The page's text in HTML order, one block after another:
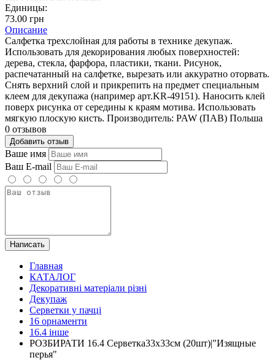
Единицы:
73.00 грн
Описание
Салфетка трехслойная для работы в технике декупаж.
Использовать для декорирования любых поверхностей:
дерева, стекла, фарфора, пластики, ткани. Рисунок,
распечатанный на салфетке, вырезать или аккуратно оторвать.
Снять верхний слой и прикрепить на предмет специальным
клеем для декупажа (например арт.KR-49151). Наносить клей
поверх рисунка от середины к краям мотива. Использовать
мягкую плоскую кисть. Производитель: PAW (ПАВ) Польша
0 отзывов
Добавить отзыв
Ваше имя
Ваш E-mail
Написать
Главная
КАТАЛОГ
Декоративні матеріали різні
Декупаж
Серветки у пачці
16 орнаменти
16.4 інше
РОЗБИРАТИ 16.4 Серветка33х33см (20шт)|"Изящные
перья"